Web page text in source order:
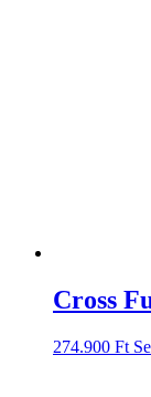
Cross
274.900 Ft